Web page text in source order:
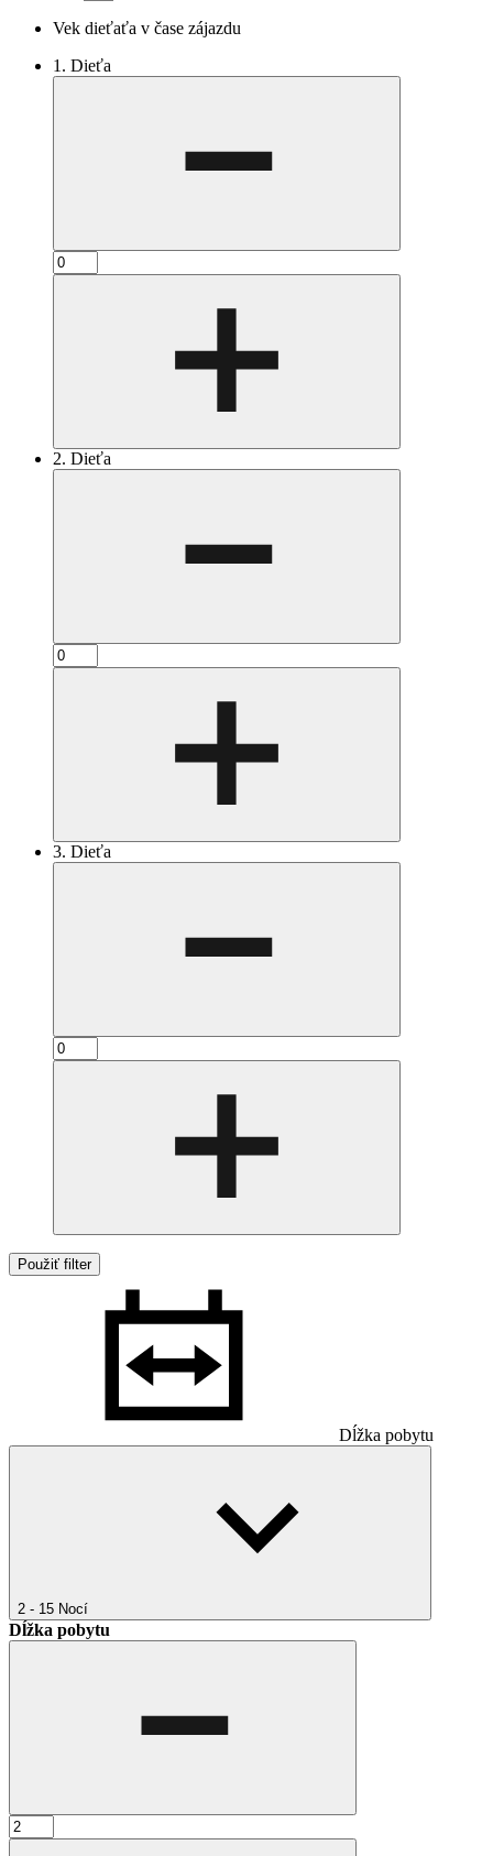
Vek dieťaťa v čase zájazdu
1. Dieťa
2. Dieťa
3. Dieťa
Použiť filter
Dĺžka pobytu
2 - 15 Nocí
Dĺžka pobytu